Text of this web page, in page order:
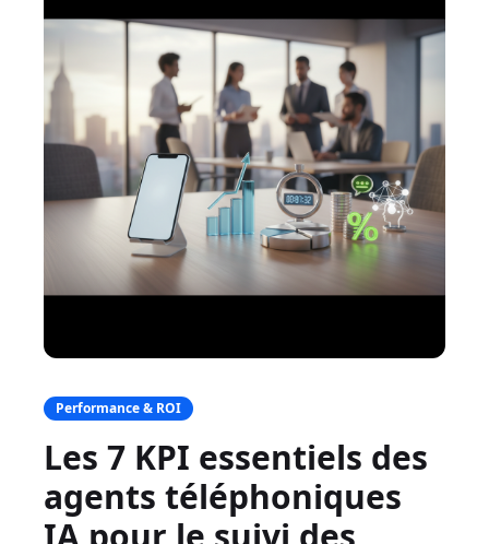
Performance & ROI
Les 7 KPI essentiels des
agents téléphoniques